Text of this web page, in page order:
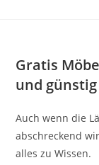
Gratis
und
Auch wenn die
abschreckend
alles zu Wissen.